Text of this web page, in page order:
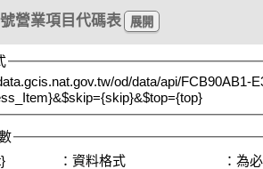
營業項目代碼表
od/data/api/FCB90AB1-
：資料格式
：為